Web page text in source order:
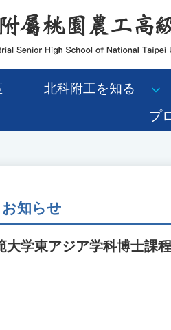
北科附工を知る
プ
知らせ
大学東アジア学科博士課